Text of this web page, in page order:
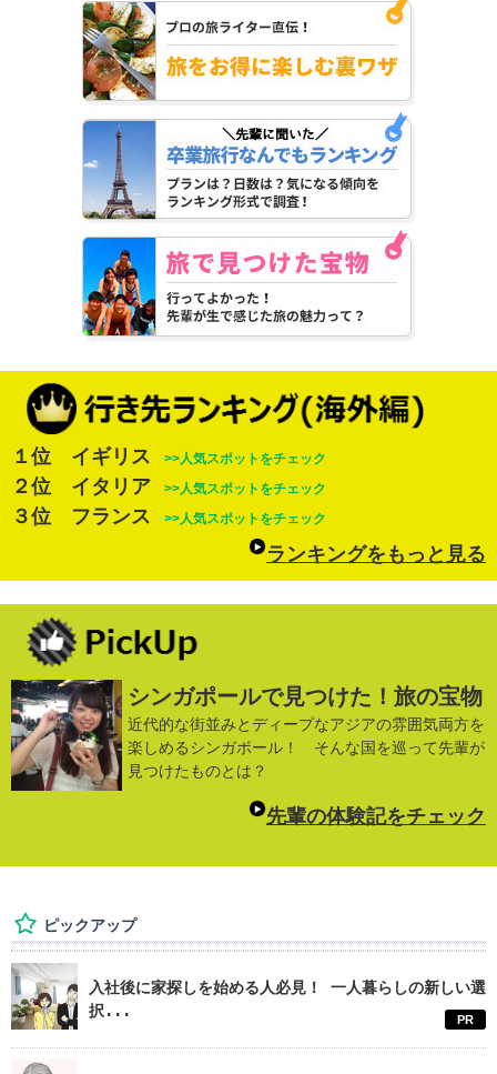
１位 イギリス >>人気スポットをチェック
２位 イタリア >>人気スポットをチェック
３位 フランス >>人気スポットをチェック
ランキングをもっと見る
シンガポールで見つけた！旅の宝物
近代的な街並みとディープなアジアの雰囲気両方を
楽しめるシンガポール！ そんな国を巡って先輩が
見つけたものとは？
先輩の体験記をチェック
ピックアップ
入社後に家探しを始める人必見！ 一人暮らしの新しい選
択...
PR